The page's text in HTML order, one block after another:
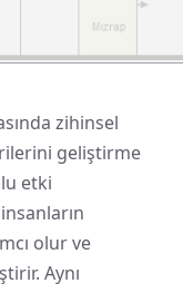
zihinsel
geliştirme
etki
olur ve
Aynı